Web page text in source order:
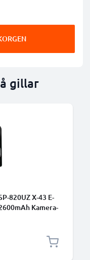
gillar
820UZ X-43 E-
Kamera-